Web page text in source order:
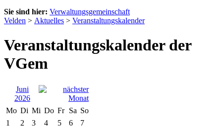
Sie sind hier: Verwaltungsgemeinschaft
Velden > Aktuelles > Veranstaltungskalender
Veranstaltungskalender der
VGem
Juni
2026
Mo Di Mi Do Fr Sa So
1
2 3 4 5 6
7